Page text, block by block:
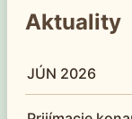
Aktuality
JÚN 2026